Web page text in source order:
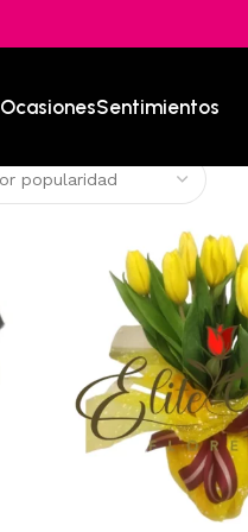
OcasionesSentimientos